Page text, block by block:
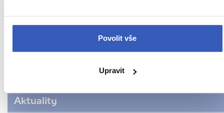
Povolit vše
Upravit
Další cestovatelská inspirace
www.radynacestu.cz/magazin/agios-
Aktuality